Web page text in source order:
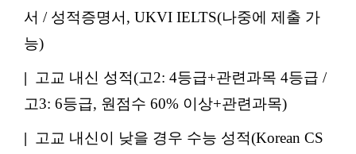
서 / 성적증명서, UKVI IELTS(나중에 제출 가
능)
|
고교 내신 성적(고2: 4등급+관련과목 4등급 /
고3: 6등급, 원점수 60% 이상+관련과목)
|
고교 내신이 낮을 경우 수능 성적(Korean CS